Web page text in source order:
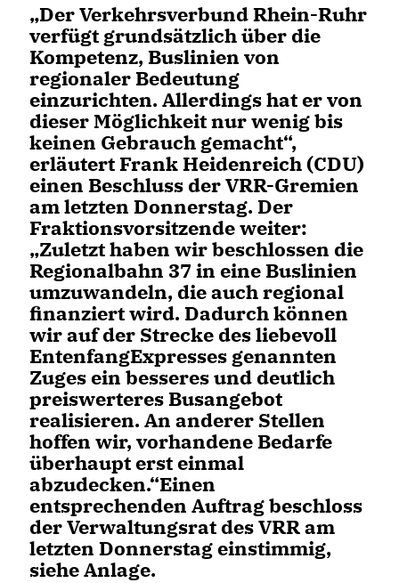
Der Verkehrsverbund Rhein-Ruhr
verfügt grundsätzlich über die
Kompetenz, Buslinien von
regionaler Bedeutung
einzurichten. Allerdings hat er von
dieser Möglichkeit nur wenig bis
keinen Gebrauch gemacht“,
erläutert Frank Heidenreich (CDU)
einen Beschluss der VRR-Gremien
am letzten Donnerstag. Der
Fraktionsvorsitzende weiter:
Zuletzt haben wir beschlossen die
Regionalbahn 37 in eine Buslinien
umzuwandeln, die auch regional
finanziert wird. Dadurch können
wir auf der Strecke des liebevoll
EntenfangExpresses genannten
Zuges ein besseres und deutlich
preiswerteres Busangebot
realisieren. An anderer Stellen
hoffen wir, vorhandene Bedarfe
überhaupt erst einmal
abzudecken.“Einen
entsprechenden Auftrag beschloss
der Verwaltungsrat des VRR am
letzten Donnerstag einstimmig,
siehe Anlage.